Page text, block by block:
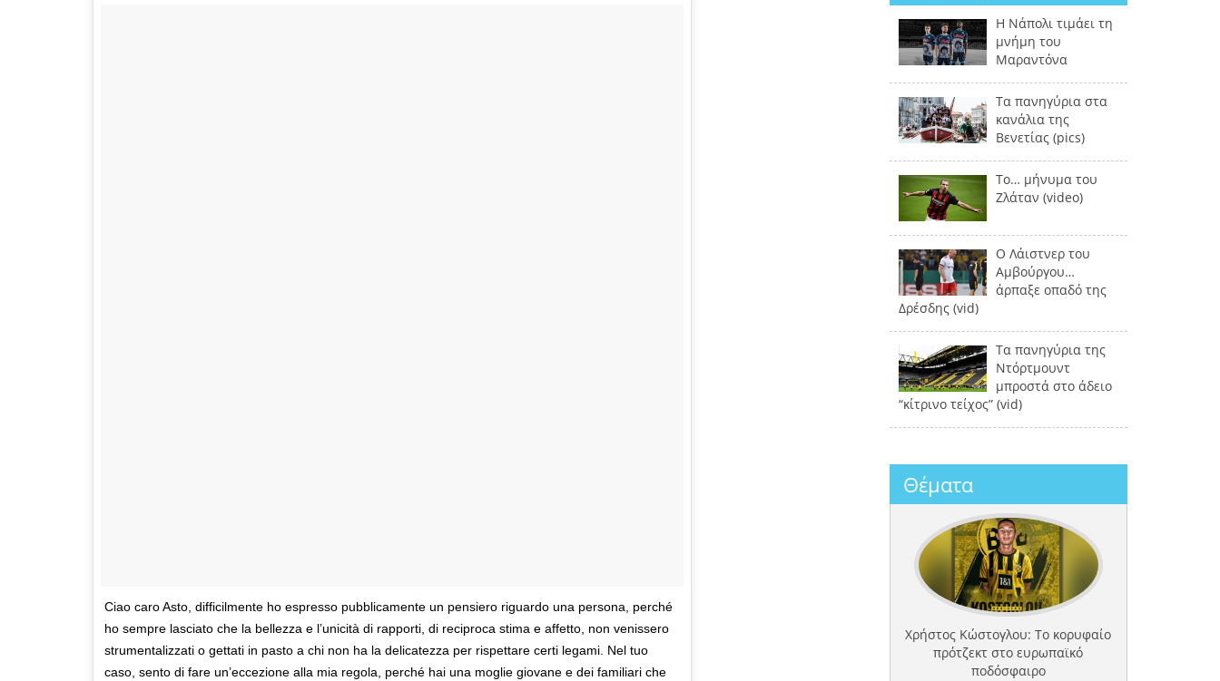
Ciao caro Asto, difficilmente ho espresso pubblicamente un pensiero riguardo una persona, perché
ho sempre lasciato che la bellezza e l’unicità di rapporti, di reciproca stima e affetto, non venissero
strumentalizzati o gettati in pasto a chi non ha la delicatezza per rispettare certi legami. Nel tuo
caso, sento di fare un’eccezione alla mia regola, perché hai una moglie giovane e dei familiari che
Η Νάπολι τιμάει τη
μνήμη του
Μαραντόνα
Τα πανηγύρια στα
κανάλια της
Βενετίας (pics)
Το… μήνυμα του
Ζλάταν (video)
Ο Λάιστνερ του
Αμβούργου…
άρπαξε οπαδό της
Δρέσδης (vid)
Τα πανηγύρια της
Ντόρτμουντ
μπροστά στο άδειο
“κίτρινο τείχος” (vid)
Θέματα
Χρήστος Κώστογλου: Το κορυφαίο
πρότζεκτ στο ευρωπαϊκό
ποδόσφαιρο